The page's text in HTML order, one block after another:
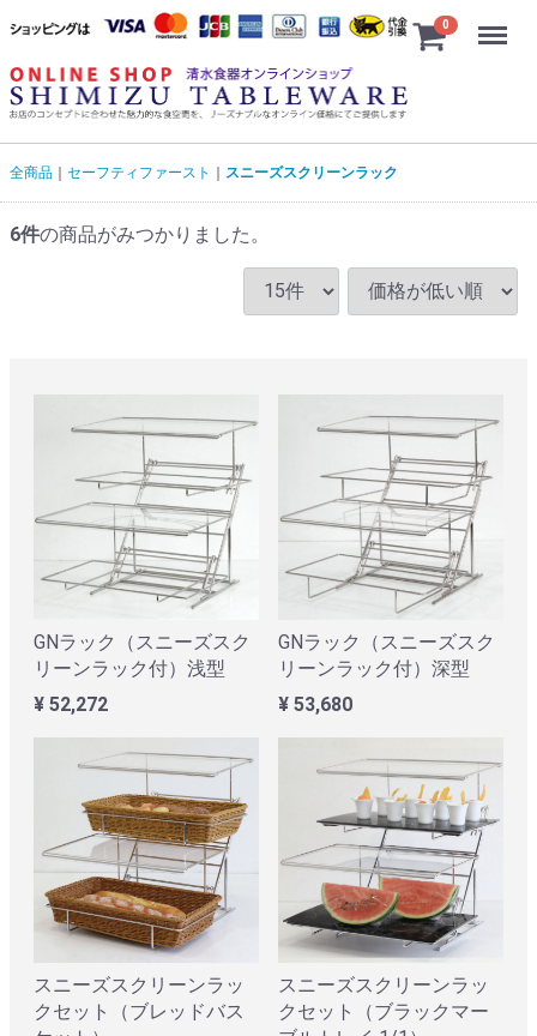
0 Menu
全商品 セーフティファースト スニーズスクリーンラック
6件の商品がみつかりました。
GNラック（スニーズスク
リーンラック付）浅型
¥ 52,272
GNラック（スニーズスク
リーンラック付）深型
¥ 53,680
スニーズスクリーンラッ
クセット（ブレッドバス
スニーズスクリーンラッ
クセット（ブラックマー